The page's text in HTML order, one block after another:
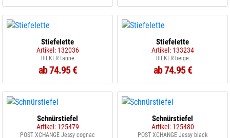
Stiefelette
Artikel: 132036
RIEKER tanne
ab 74.95 €
Stiefelette
Artikel: 133234
RIEKER beige
ab 74.95 €
Schnürstiefel
Artikel: 125479
POST XCHANGE Jessy cognac
Schnürstiefel
Artikel: 125480
POST XCHANGE Jessy black